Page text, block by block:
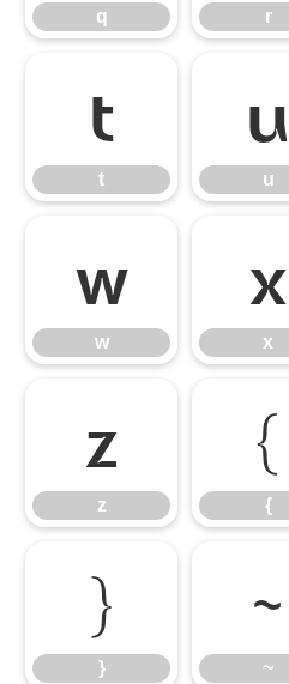
q r
t
t
u
u
w
w
x
x
z
z
{
{
}
}
~
~